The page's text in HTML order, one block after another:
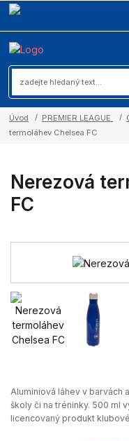
Úvod PREMIER LEAGUE
termoláhev Chelsea FC
Nerezová
FC
Aluminiová láhev v barvách
školy či na tréninky. 500 ml
licencovaný produkt